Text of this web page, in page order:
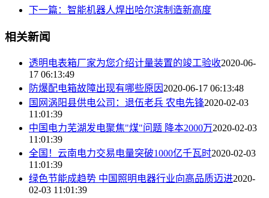
下一篇：智能机器人焊出哈尔滨制造新高度
相关新闻
透明电表箱厂家为您介绍计量装置的竣工验收2020-06-
17 06:13:49
防爆配电箱故障出现有哪些原因 2020-06-17 06:13:48
国网涡阳县供电公司：退伍老兵 农电先锋2020-02-03
11:01:39
中国电力芜湖发电聚焦"煤"问题 降本2000万2020-02-03
11:01:39
全国！云南电力交易电量突破1000亿千瓦时2020-02-03
11:01:39
绿色节能成趋势 中国照明电器行业向高品质迈进2020-
02-03 11:01:39